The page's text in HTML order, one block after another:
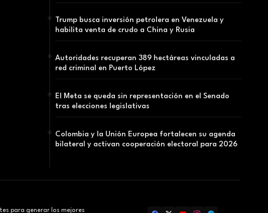
Trump busca inversión petrolera en Venezuela y
habilita venta de crudo a China y Rusia
Autoridades recuperan 389 hectáreas vinculadas a
red criminal en Puerto López
El Meta se queda sin representación en el Senado
tras elecciones legislativas
Colombia y la Unión Europea fortalecen su agenda
bilateral y activan cooperación electoral para 2026
para generar los mejores